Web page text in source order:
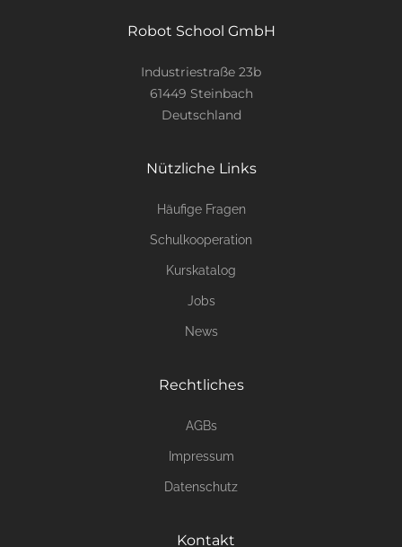
Robot School GmbH
Industriestraße 23b
61449 Steinbach
Deutschland
Nützliche Links
Häufige Fragen
Schulkooperation
Kurskatalog
Jobs
News
Rechtliches
AGBs
Impressum
Datenschutz
Kontakt